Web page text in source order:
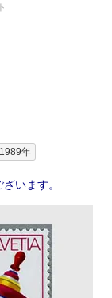
年
います。